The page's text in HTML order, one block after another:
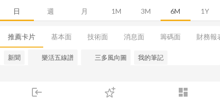
login dashboard
下單
日 週 月 1M 3M 6M 1Y
推薦卡片 基本面 技術面 消息面 籌碼面 財務報
新聞 樂活五線譜 三多風向圖 我的筆記